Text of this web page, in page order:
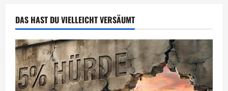
DAS HAST DU VIELLEICHT VERSÄUMT